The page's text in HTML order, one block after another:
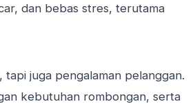
dan bebas stres, terutama
juga pengalaman pelanggan.
kebutuhan rombongan, serta